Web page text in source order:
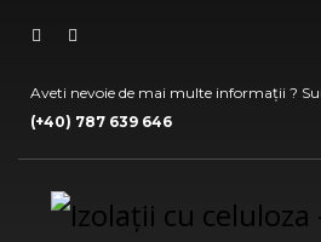
Aveti nevoie de mai multe informații ?
(+40) 787 639 646